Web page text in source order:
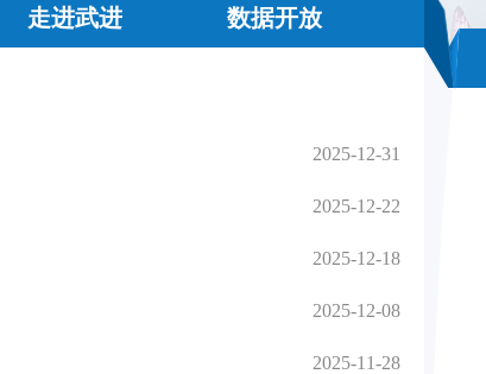
走进武进 数据开放
2025-12-31
2025-12-22
2025-12-18
2025-12-08
2025-11-28